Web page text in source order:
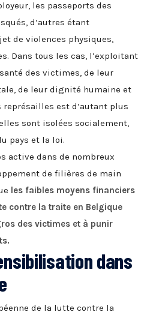
les passeports des
d’autres étant
de violences physiques,
Dans tous les cas, l’exploitant
des victimes, de leur
de leur dignité humaine et
représailles est d’autant plus
sont isolées socialement,
pays et la loi.
active dans de nombreux
de filières de main
les faibles moyens financiers
contre la traite en Belgique
des victimes et à punir
dans
de la lutte contre la